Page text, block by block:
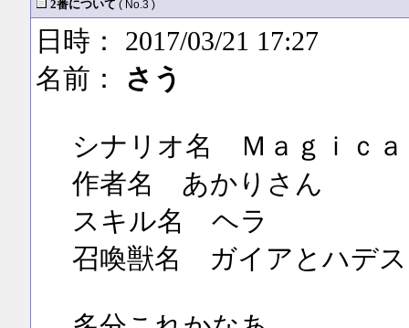
2番について ( No.3 )
日時： 2017/03/21 17:27
名前：
さう
シナリオ名 Ｍａｇｉｃ
作者名 あかりさん
スキル名 ヘラ
召喚獣名 ガイアとハデス